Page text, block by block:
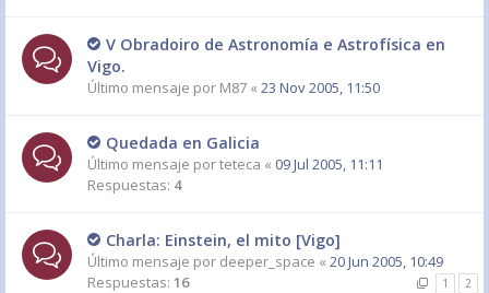
V Obradoiro de Astronomía e Astrofísica en
Vigo.
Último mensaje por M87 « 23 Nov 2005, 11:50
Quedada en Galicia
Último mensaje porteteca « 09 Jul 2005, 11:11
Respuestas: 4
Charla: Einstein, el mito [Vigo]
Último mensaje por deeper_space « 20 Jun 2005, 10:49
Respuestas: 16 1 2